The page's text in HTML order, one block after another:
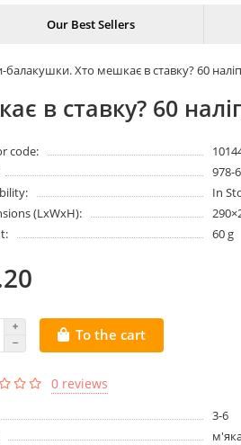
Our Best Sellers
Хто мешкає в ставку? 60
в ставку? 60
code:
978-
In
(LxWxH):
60 g
To the cart
0 reviews
3-6